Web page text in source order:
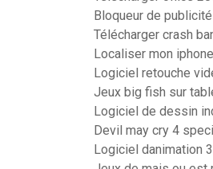
Bloqueur de
Télécharger crash
Localiser mon
Logiciel retouche
Jeux big fish sur
Logiciel de dessin
Devil may cry 4
Logiciel danimation